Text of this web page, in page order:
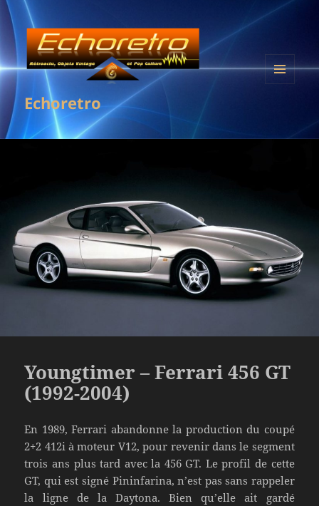
Echoretro
Youngtimer – Ferrari 456 GT
(1992-2004)
En 1989, Ferrari abandonne la production du coupé
2+2 412i à moteur V12, pour revenir dans le segment
trois ans plus tard avec la 456 GT. Le profil de cette
GT, qui est signé Pininfarina, n’est pas sans rappeler
la ligne de la Daytona. Bien qu’elle ait gardé